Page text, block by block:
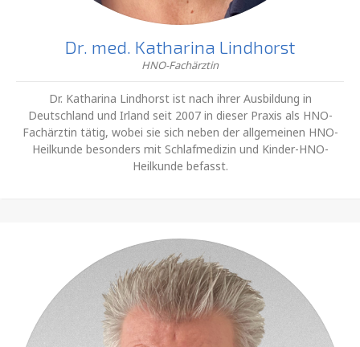
Dr. med. Katharina Lindhorst
HNO-Fachärztin
Dr. Katharina Lindhorst ist nach ihrer Ausbildung in
Deutschland und Irland seit 2007 in dieser Praxis als HNO-
Fachärztin tätig, wobei sie sich neben der allgemeinen HNO-
Heilkunde besonders mit Schlafmedizin und Kinder-HNO-
Heilkunde befasst.